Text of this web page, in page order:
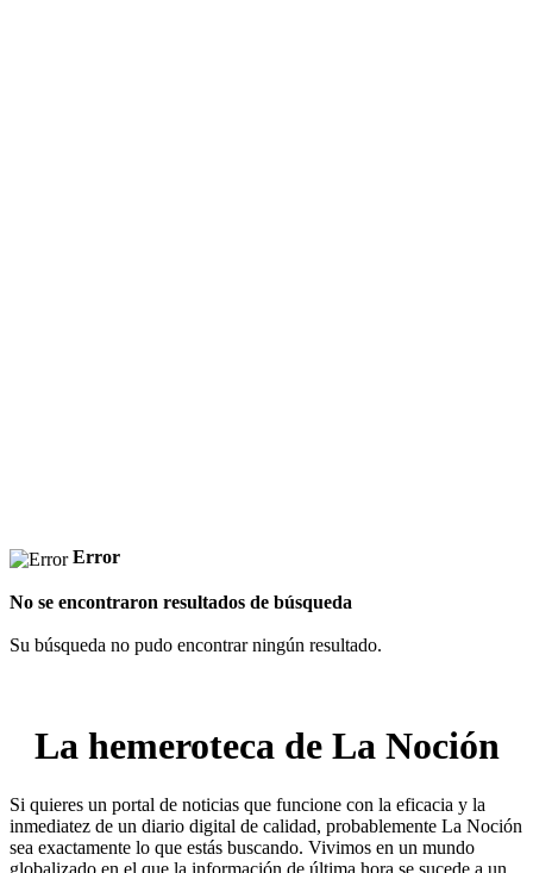
Error
No se encontraron resultados de búsqueda
Su búsqueda no pudo encontrar ningún resultado.
La hemeroteca de La Noción
Si quieres un portal de noticias que funcione con la eficacia y la
inmediatez de un diario digital de calidad, probablemente La Noción
sea exactamente lo que estás buscando. Vivimos en un mundo
globalizado en el que la información de última hora se sucede a un